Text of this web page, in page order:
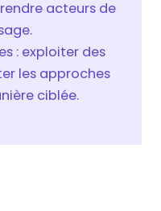
acteurs de
: exploiter des
les approches
ciblée.